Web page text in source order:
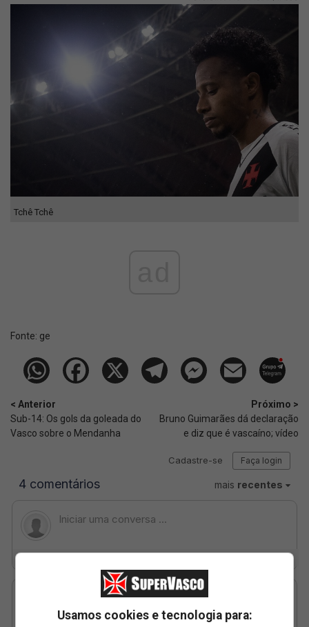
Tchê Tchê
Fonte: ge
< Anterior
Sub-14: Os gols da goleada do
Vasco sobre o Mendanha
Próximo >
Bruno Guimarães dá declaração
e diz que é vascaíno; vídeo
Usamos cookies e tecnologia para: